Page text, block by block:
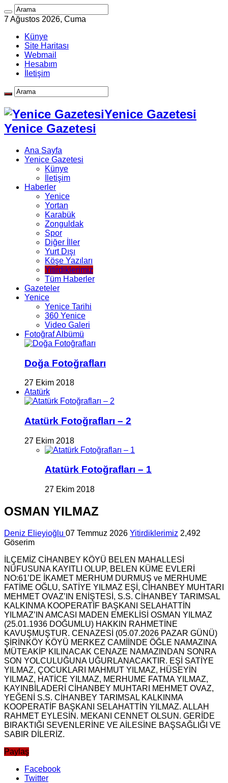
7 Ağustos 2026, Cuma
Künye
Site Haritası
Webmail
Hesabım
İletişim
Yenice Gazetesi
Yenice Gazetesi
Ana Sayfa
Yenice Gazetesi
Künye
İletişim
Haberler
Yenice
Yortan
Karabük
Zonguldak
Spor
Diğer İller
Yurt Dışı
Köşe Yazıları
Yitirdiklerimiz
Tüm Haberler
Gazeteler
Yenice
Yenice Tarihi
360 Yenice
Video Galeri
Fotoğraf Albümü
Doğa Fotoğrafları
27 Ekim 2018
Atatürk
Atatürk Fotoğrafları – 2
27 Ekim 2018
Atatürk Fotoğrafları – 1
27 Ekim 2018
OSMAN YILMAZ
Deniz Elieyioğlu 07 Temmuz 2026 Yitirdiklerimiz 2,492
Göserim
İLÇEMİZ CİHANBEY KÖYÜ BELEN MAHALLESİ
NÜFUSUNA KAYITLI OLUP, BELEN KÜME EVLERİ
NO:61’DE İKAMET MERHUM DURMUŞ ve MERHUME
FATİME OĞLU, SATİYE YILMAZ EŞİ, CİHANBEY MUHTARI
MEHMET OVAZ’IN ENİŞTESİ, S.S. CİHANBEY TARIMSAL
KALKINMA KOOPERATİF BAŞKANI SELAHATTİN
YILMAZ’IN AMCASI MADEN EMEKLİSİ OSMAN YILMAZ
(25.01.1936 DOĞUMLU) HAKKIN RAHMETİNE
KAVUŞMUŞTUR. CENAZESİ (05.07.2026 PAZAR GÜNÜ)
ŞİRİNKÖY KÖYÜ MERKEZ CAMİİNDE ÖĞLE NAMAZINA
MÜTEAKİP KILINACAK CENAZE NAMAZINDAN SONRA
SON YOLCULUĞUNA UĞURLANACAKTIR. EŞİ SATİYE
YILMAZ, ÇOCUKLARI MAHMUT YILMAZ, HÜSEYİN
YILMAZ, HATİCE YILMAZ, MERHUME FATMA YILMAZ,
KAYINBİLADERİ CİHANBEY MUHTARI MEHMET OVAZ,
YEĞENİ S.S. CİHANBEY TARIMSAL KALKINMA
KOOPERATİF BAŞKANI SELAHATTİN YILMAZ. ALLAH
RAHMET EYLESİN. MEKANI CENNET OLSUN. GERİDE
BIRAKTIĞI SEVENLERİNE VE AİLESİNE BAŞSAĞLIĞI VE
SABIR DİLERİZ.
Paylaş
Facebook
Twitter